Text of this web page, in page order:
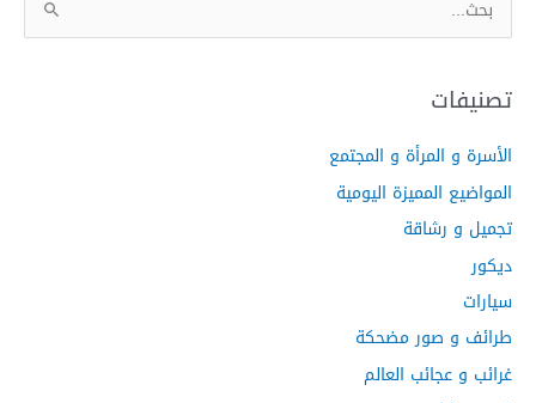
ح
ع
ن
:
تصنيفات
الأسرة و المرأة و المجتمع
المواضيع المميزة اليومية
تجميل و رشاقة
ديكور
سيارات
طرائف و صور مضحكة
غرائب و عجائب العالم